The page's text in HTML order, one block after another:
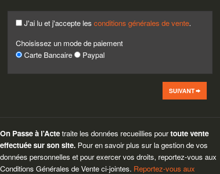
J'ai lu et j'accepte les conditions générales de vente.
Choisissez un mode de paiement
Carte Bancaire
Paypal
SUIVANT
On Passe à l’Actetraite les données recueillies pourtoute vente
effectuée sur son site. Pour en savoir plus sur la gestion de vos
données personnelles et pour exercer vos droits, reportez-vous aux
Conditions Générales de Vente ci-jointes. Reportez-vous aux